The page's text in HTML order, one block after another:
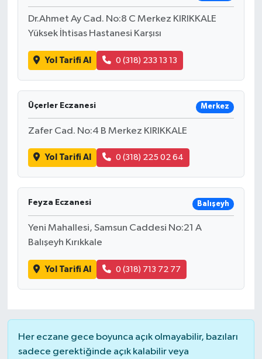
Dr.Ahmet Ay Cad. No:8 C Merkez KIRIKKALE
Yüksek İhtisas Hastanesi Karşısı
Yol Tarifi Al 0 (318) 233 13 13
Üçerler Eczanesi Merkez
Zafer Cad. No:4 B Merkez KIRIKKALE
Yol Tarifi Al 0 (318) 225 02 64
Feyza Eczanesi Balışeyh
Yeni Mahallesi, Samsun Caddesi No:21 A
Balışeyh Kırıkkale
Yol Tarifi Al 0 (318) 713 72 77
Her eczane gece boyunca açık olmayabilir, bazıları
sadece gerektiğinde açık kalabilir veya